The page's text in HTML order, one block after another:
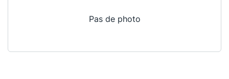
Pas de photo